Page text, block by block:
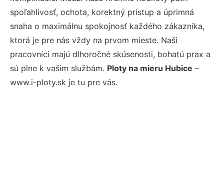
spoľahlivosť, ochota, korektný prístup a úprimná
snaha o maximálnu spokojnosť každého zákazníka,
ktorá je pre nás vždy na prvom mieste. Naši
pracovníci majú dlhoročné skúsenosti, bohatú prax a
sú plne k vašim službám. Ploty na mieru Hubice –
www.i-ploty.sk je tu pre vás.